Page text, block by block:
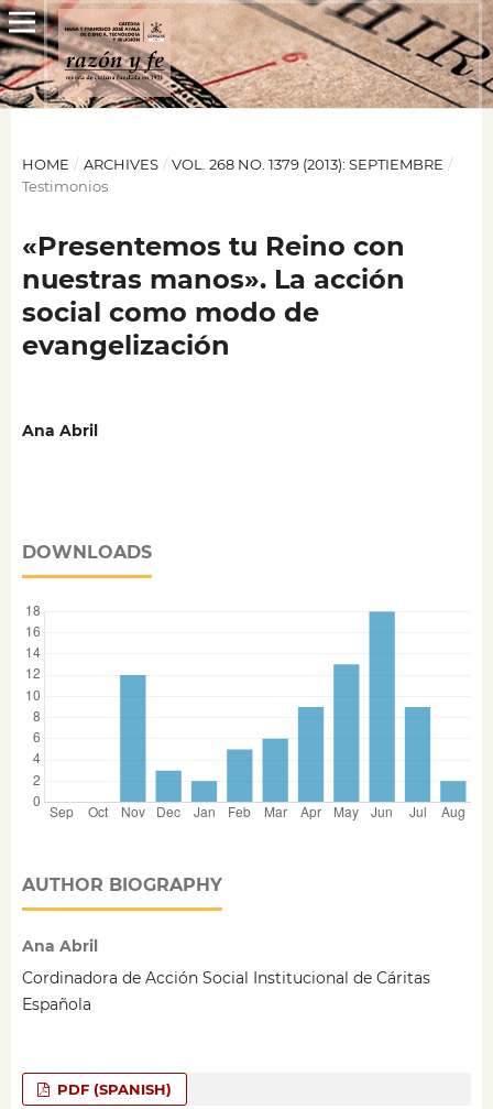
HOME / ARCHIVES / VOL. 268 NO. 1379 (2013): SEPTIEMBRE /
Testimonios
«Presentemos tu Reino con
nuestras manos». La acción
social como modo de
evangelización
Ana Abril
DOWNLOADS
AUTHOR BIOGRAPHY
Ana Abril
Cordinadora de Acción Social Institucional de Cáritas
Española
PDF (SPANISH)